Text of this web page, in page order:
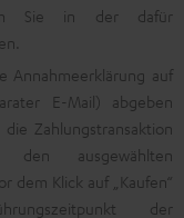
Sie in der dafür
Annahmeerklärung auf
E-Mail) abgeben
Zahlungstransaktion
ausgewählten
dem Klick auf „Kaufen“
der